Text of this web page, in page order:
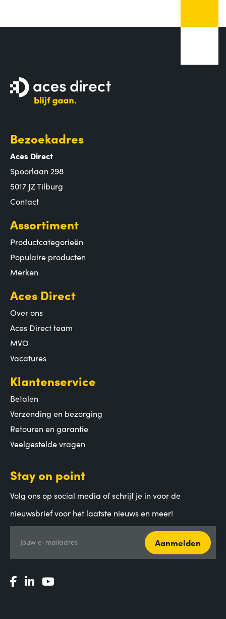
Bezoekadres
Aces Direct
Spoorlaan 298
5017 JZ Tilburg
Contact
Assortiment
Productcategorieën
Populaire producten
Merken
Aces Direct
Over ons
Aces Direct team
MVO
Vacatures
Klantenservice
Betalen
Verzending en bezorging
Retouren en garantie
Veelgestelde vragen
Stay on point
Volg ons op social media of schrijf je in voor de
nieuwsbrief voor het laatste nieuws en meer!
Jouw e-mailadres Aanmelden